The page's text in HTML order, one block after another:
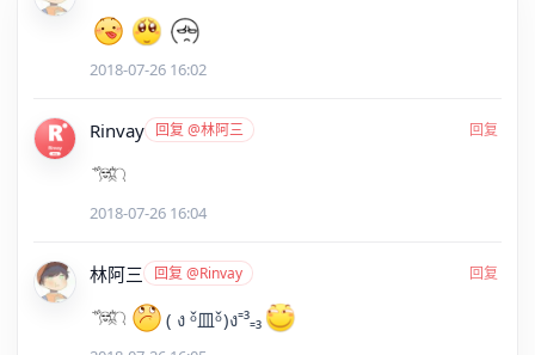
2018-07-26 16:02
Rinvay 回复 @林阿三 回复
2018-07-26 16:04
林阿三 回复 @Rinvay 回复
( ง ᵒ̌皿ᵒ̌)ง⁼³₌₃